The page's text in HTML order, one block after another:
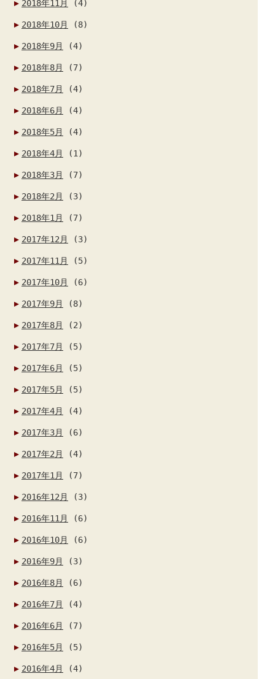
2018年11月 (4)
2018年10月 (8)
2018年9月 (4)
2018年8月 (7)
2018年7月 (4)
2018年6月 (4)
2018年5月 (4)
2018年4月 (1)
2018年3月 (7)
2018年2月 (3)
2018年1月 (7)
2017年12月 (3)
2017年11月 (5)
2017年10月 (6)
2017年9月 (8)
2017年8月 (2)
2017年7月 (5)
2017年6月 (5)
2017年5月 (5)
2017年4月 (4)
2017年3月 (6)
2017年2月 (4)
2017年1月 (7)
2016年12月 (3)
2016年11月 (6)
2016年10月 (6)
2016年9月 (3)
2016年8月 (6)
2016年7月 (4)
2016年6月 (7)
2016年5月 (5)
2016年4月 (4)